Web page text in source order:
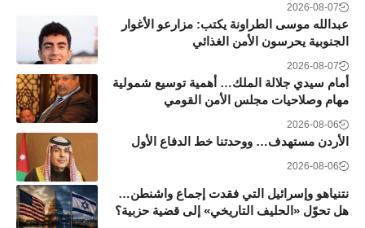
2026-08-07
عبدالله موسى الطراونة يكتب: مزارعو الأغوار
الجنوبية يحرسون الأمن الغذائي
2026-08-07
أمام سيدي جلالة الملك… أهمية توسيع شمولية
مهام وصلاحيات مجلس الأمن القومي
2026-08-06
الأردن مستهدف… ووحدتنا خط الدفاع الأول
2026-08-06
نتنياهو وإسرائيل التي فقدت إجماع واشنطن…
هل تحوّل «الحليف التاريخي» إلى قضية حزبية؟